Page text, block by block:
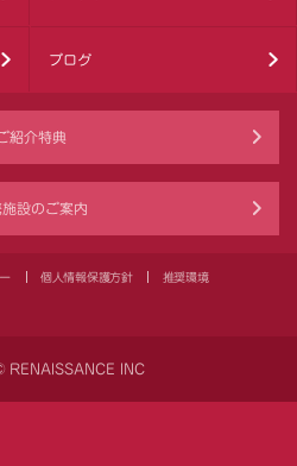
ブログ
紹介特典
設のご案内
個人情報保護方針 推奨環境
INC